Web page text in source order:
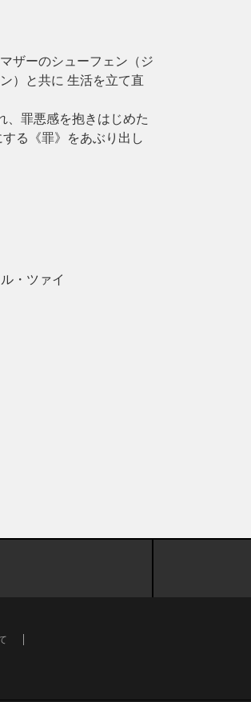
ザーのシューフェン（ジ
）と共に 生活を立て直
、罪悪感を抱きはじめた
る《罪》をあぶり出し
・ツァイ